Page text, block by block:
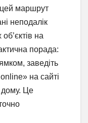
маршрут
неподалік
на
порада:
заведіть
на сайті
дому. Це